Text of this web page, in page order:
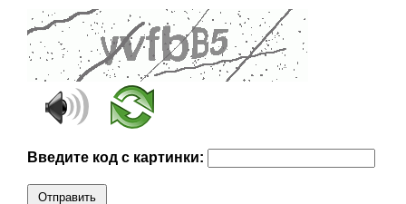
Введите код с картинки:
Отправить